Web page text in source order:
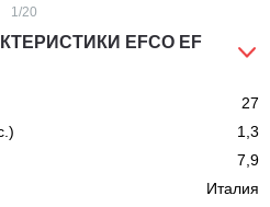
1/20
EFCO EF
27
1,3
7,9
Италия